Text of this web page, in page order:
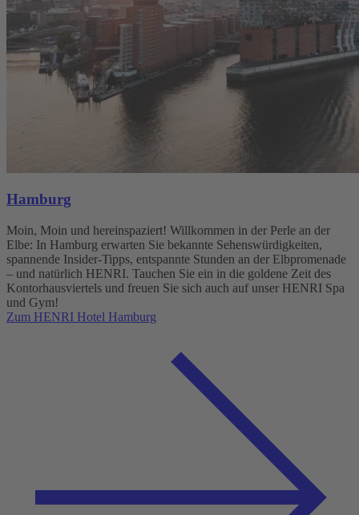
Hamburg
Moin, Moin und hereinspaziert! Willkommen in der Perle an der
Elbe: In Hamburg erwarten Sie bekannte Sehenswürdigkeiten,
spannende Insider-Tipps, entspannte Stunden an der Elbpromenade
– und natürlich HENRI. Tauchen Sie ein in die goldene Zeit des
Kontorhausviertels und freuen Sie sich auch auf unser HENRI Spa
und Gym!
Zum HENRI Hotel Hamburg